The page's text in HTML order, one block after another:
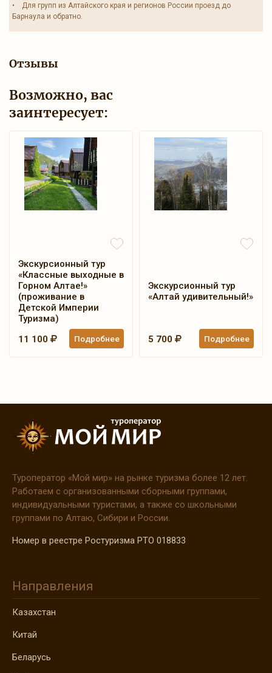
• Для групп из Алтайского края и регионов России проезд до
Барнаула и обратно.
Отзывы
Возможно, вас
заинтересует:
Экскурсионный тур
«Классные выходные в
Горном Алтае!»
(проживание в
Детской Империи
Туризма)
11 100
Подробнее
Экскурсионный тур
«Алтай удивительный!»
5 700 Подробнее
Туроператор «Мой мир» на рынке туризма более 12 лет.
Работаем с организованными сборными группами,
индивидуальными туристами, а также со школьными
группами по Алтаю, Сибири и России.
Номер в реестре Ростуризма РТО 018833
Направления
Казахстан
Китай
Беларусь